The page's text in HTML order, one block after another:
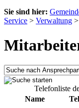
Sie sind hier:
Service > Verwaltung >
Telefonliste
Name